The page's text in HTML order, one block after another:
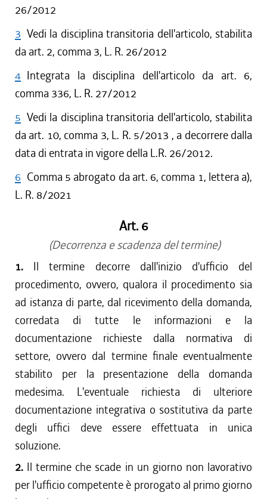
26/2012
3 Vedi la disciplina transitoria dell'articolo, stabilita
da art. 2, comma 3, L. R. 26/2012
4 Integrata la disciplina dell'articolo da art. 6,
comma 336, L. R. 27/2012
5 Vedi la disciplina transitoria dell'articolo, stabilita
da art. 10, comma 3, L. R. 5/2013 , a decorrere dalla
data di entrata in vigore della L.R. 26/2012.
6 Comma 5 abrogato da art. 6, comma 1, lettera a),
L. R. 8/2021
Art. 6
(Decorrenza e scadenza del termine)
1. Il termine decorre dall'inizio d'ufficio del
procedimento, ovvero, qualora il procedimento sia
ad istanza di parte, dal ricevimento della domanda,
corredata di tutte le informazioni e la
documentazione richieste dalla normativa di
settore, ovvero dal termine finale eventualmente
stabilito per la presentazione della domanda
medesima. L'eventuale richiesta di ulteriore
documentazione integrativa o sostitutiva da parte
degli uffici deve essere effettuata in unica
soluzione.
2. Il termine che scade in un giorno non lavorativo
per l'ufficio competente è prorogato al primo giorno